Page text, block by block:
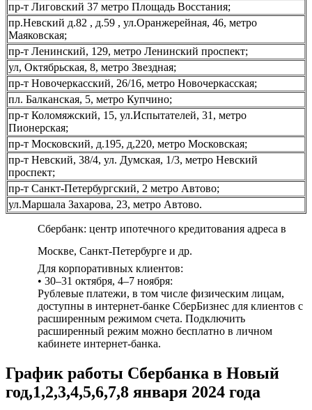
пр-т Лиговский 37 метро Площадь Восстания;
пр.Невский д.82 , д.59 , ул.Оранжерейная, 46, метро
Маяковская;
пр-т Ленинский, 129, метро Ленинский проспект;
ул, Октябрьская, 8, метро Звездная;
пр-т Новочеркасский, 26/16, метро Новочеркасская;
пл. Балканская, 5, метро Купчино;
пр-т Коломяжский, 15, ул.Испытателей, 31, метро
Пионерская;
пр-т Московский, д.195, д,220, метро Московская;
пр-т Невский, 38/4, ул. Думская, 1/3, метро Невский
проспект;
пр-т Санкт-Петербургский, 2 метро Автово;
ул.Маршала Захарова, 23, метро Автово.
Сбербанк: центр ипотечного кредитования адреса в
Москве, Санкт-Петербурге и др.
Для корпоративных клиентов:
• 30–31 октября, 4–7 ноября:
Рублевые платежи, в том числе физическим лицам,
доступны в интернет-банке СберБизнес для клиентов с
расширенным режимом счета. Подключить
расширенный режим можно бесплатно в личном
кабинете интернет-банка.
График работы Сбербанка в Новый
год,1,2,3,4,5,6,7,8 января 2024 года